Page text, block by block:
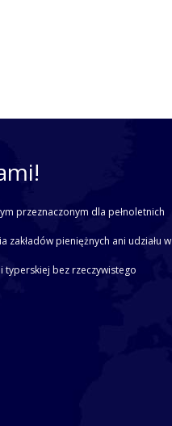
przeznaczonym dla pełnoletnich
zakładów pieniężnych ani udziału w
typerskiej bez rzeczywistego